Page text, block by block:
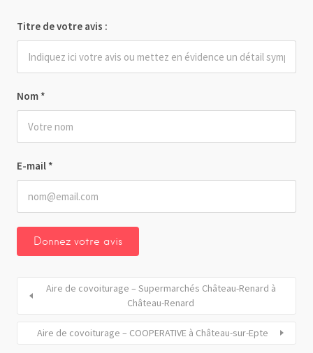
Nom *
E-mail *
Titre de votre avis :
Aire de covoiturage – Supermarchés Château-Renard à
Château-Renard
Aire de covoiturage – COOPERATIVE à Château-sur-Epte